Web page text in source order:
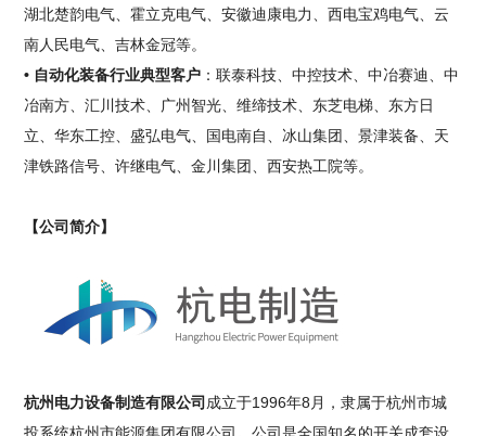
湖北楚韵电气、霍立克电气、安徽迪康电力、西电宝鸡电气、云
南人民电气、吉林金冠等。
• 自动化装备行业典型客户 ：联泰科技、中控技术、中冶赛迪、中
冶南方、汇川技术、广州智光、维缔技术、东芝电梯、东方日
立、华东工控、盛弘电气、国电南自、冰山集团、景津装备、天
津铁路信号、许继电气、金川集团、西安热工院等。
【公司简介】
杭州电力设备制造有限公司 成立于1996年8月，隶属于杭州市城